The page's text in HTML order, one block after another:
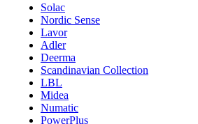
Solac
Nordic Sense
Lavor
Adler
Deerma
Scandinavian Collection
LBL
Midea
Numatic
PowerPlus